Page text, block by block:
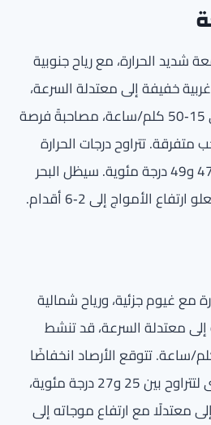
شديد الحرارة، مع رياح جنوبية
خفيفة إلى معتدلة السرعة،
قد تنشط أحيانًا لتصل إلى 15‑50 كلم/ساعة، مصاحبةً فرصة
تتراوح درجات الحرارة
العظمى المتوقعة بين 47 و49 درجة مئوية. سيظل البحر
الأمواج إلى 2‑6 أقدام.
مع غيوم جزئية، ورياح شمالية
معتدلة السرعة، قد تنشط
لتصل إلى 15‑40 كلم/ساعة. تتوقع الأرصاد انخفاضًا
في درجات الحرارة الصغرى لتتراوح بين 25 و27 درجة مئوية،
معتدلًا مع ارتفاع موجاته إلى